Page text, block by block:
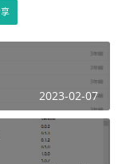
2023-02-07